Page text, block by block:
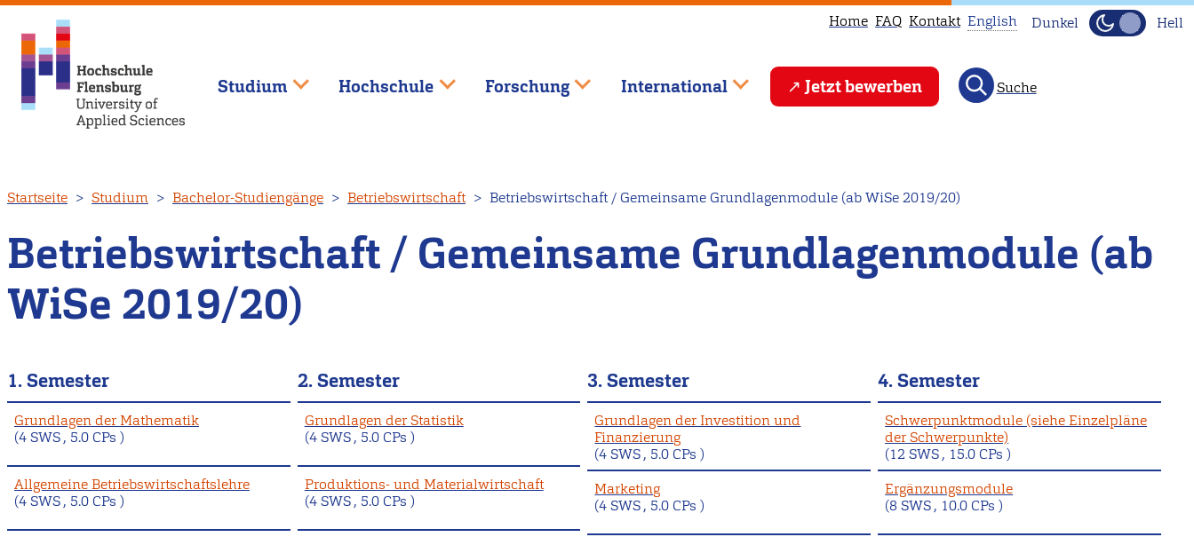
zum
Inhalt
Home FAQ Kontakt
This
page
Head
to
instead.
English Dunkel Hell
Studium Hochschule Forschung International Jetzt bewerben Suche
Startseite Studium Bachelor-Studiengänge Betriebswirtschaft Betriebswirtschaft / Gemeinsame Grundlagenmodule (ab WiSe 2019/20)
Betriebswirtschaft / Gemeinsame Grundlagenmodule (ab
WiSe 2019/20)
1. Semester
Grundlagen der Mathematik
(4 SWS , 5.0 CPs )
Allgemeine Betriebswirtschaftslehre
(4 SWS , 5.0 CPs )
2. Semester
Grundlagen der Statistik
(4 SWS , 5.0 CPs )
Produktions- und Materialwirtschaft
(4 SWS , 5.0 CPs )
3. Semester
Grundlagen der Investition und
Finanzierung
(4 SWS , 5.0 CPs )
Marketing
(4 SWS , 5.0 CPs )
4. Semester
Schwerpunktmodule (siehe Einzelpläne
der Schwerpunkte)
(12 SWS , 15.0 CPs )
Ergänzungsmodule
(8 SWS , 10.0 CPs )